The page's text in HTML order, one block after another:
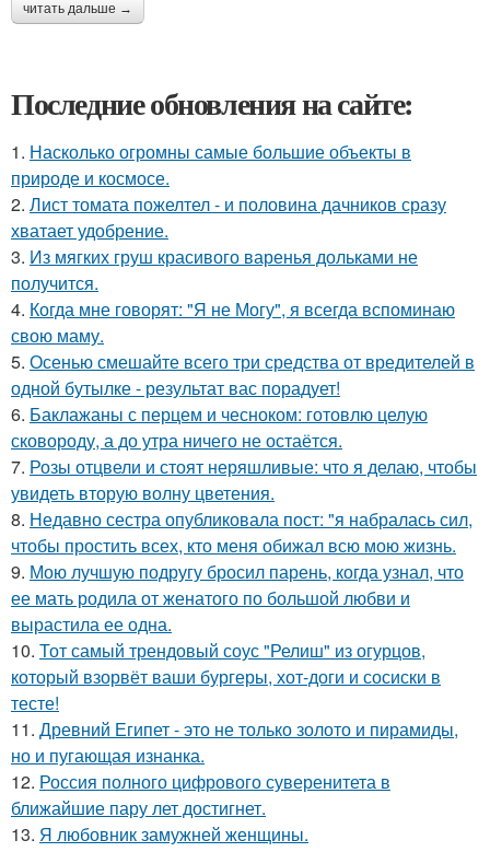
читать дальше →
Последние обновления на сайте:
1. Насколько огромны самые большие объекты в
природе и космосе.
2. Лист томата пожелтел - и половина дачников сразу
хватает удобрение.
3. Из мягких груш красивого варенья дольками не
получится.
4. Когда мне говорят: "Я не Могу", я всегда вспоминаю
свою маму.
5. Осенью смешайте всего три средства от вредителей в
одной бутылке - результат вас порадует!
6. Баклажаны с перцем и чесноком: готовлю целую
сковороду, а до утра ничего не остаётся.
7. Розы отцвели и стоят неряшливые: что я делаю, чтобы
увидеть вторую волну цветения.
8. Недавно сестра опубликовала пост: "я набралась сил,
чтобы простить всех, кто меня обижал всю мою жизнь.
9. Мою лучшую подругу бросил парень, когда узнал, что
ее мать родила от женатого по большой любви и
вырастила ее одна.
10. Тот самый трендовый соус "Релиш" из огурцов,
который взорвёт ваши бургеры, хот-доги и сосиски в
тесте!
11. Древний Египет - это не только золото и пирамиды,
но и пугающая изнанка.
12. Россия полного цифрового суверенитета в
ближайшие пару лет достигнет.
13. Я любовник замужней женщины.